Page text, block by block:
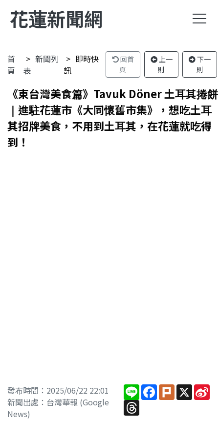
花蓮新聞網
首
頁
新聞列
表
即時快
訊
回首
頁
上一
則
下一
則
《東台灣美食篇》Tavuk Döner 土耳其捲餅
｜進駐花蓮市《大同懷舊市集》，想吃土耳
其招牌美食，不用到土耳其，在花蓮就吃得
到！
發布時間：2025/06/22 22:01
新聞出處：台灣華報 (Google
News)
Line Facebook
PlurkX
Threads